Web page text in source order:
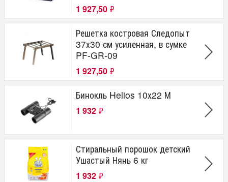
1 927,50 ₽
Решетка костровая Следопыт
37х30 см усиленная, в сумке
PF-GR-09
1 927,50 ₽
Бинокль Helios 10х22 М
1 932 ₽
Стиральный порошок детский
Ушастый Нянь 6 кг
1 932 ₽